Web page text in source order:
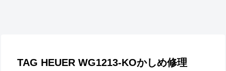
TAG HEUER WG1213-KOかしめ修理